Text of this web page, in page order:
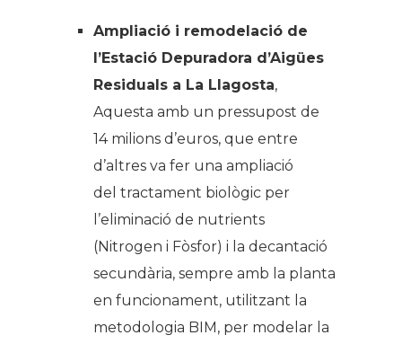
Ampliació i remodelació de
l’Estació Depuradora d’Aigües
Residuals a La Llagosta,
Aquesta amb un pressupost de
14 milions d’euros, que entre
d’altres va fer una ampliació
del tractament biològic per
l’eliminació de nutrients
(Nitrogen i Fòsfor) i la decantació
secundària, sempre amb la planta
en funcionament, utilitzant la
metodologia BIM, per modelar la